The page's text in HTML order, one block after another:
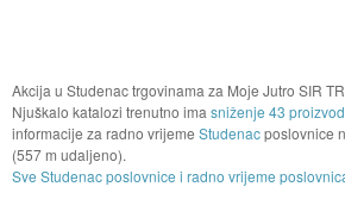
Akcija u Studenac trgovinama za Moje Jutro SIR
Njuškalo katalozi trenutno ima sniženje 43
informacije za radno vrijeme Studenacposlovnice
(557 m udaljeno).
Sve Studenac poslovnice i radno vrijeme